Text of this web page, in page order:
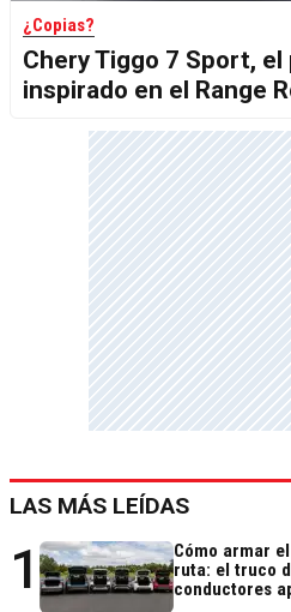
¿Copias?
Chery Tiggo 7 Sport, el
inspirado en el Range
LAS MÁS LEÍDAS
1
Cómo armar
ruta: el truco
conductores